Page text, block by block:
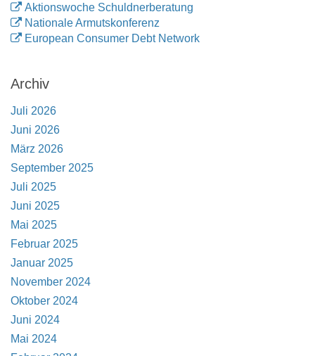
Aktionswoche Schuldnerberatung
Nationale Armutskonferenz
European Consumer Debt Network
Archiv
Juli 2026
Juni 2026
März 2026
September 2025
Juli 2025
Juni 2025
Mai 2025
Februar 2025
Januar 2025
November 2024
Oktober 2024
Juni 2024
Mai 2024